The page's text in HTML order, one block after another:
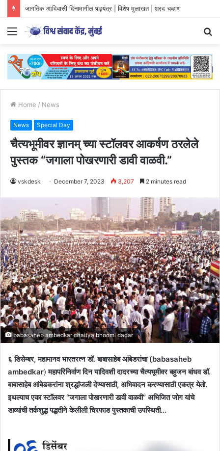
युवा आंदोलनों की दिशा और वैचारिक परिप्रेक्ष्य
Menu
Home / News
News Special Day
चैत्यभूमीवर ज्ञानम् च्या स्टॉलवर आकर्षण ठरलेले
पुस्तक “जगाला पोखरणारी डावी वाळवी.”
vskdesk December 7, 2023 3,207 2 minutes read
babasaheb ambedkar chaitya bhoomi dadar
६ डिसेम्बर, महामानव भारतरत्न डॉ. बाबासाहेब आंबेडरांचा (babasaheb
ambedkar) महापरिनिर्वाण दिन यादिवशी दादरच्या चैत्यभूमीवर बहुजन बांधव डॉ.
बाबासाहेब आंबेडकरांना श्रद्धांजली देण्यासाठी, अभिवादन करण्यासाठी एकत्र येतो.
इथल्याच एका स्टॉलवर “जगाला पोखरणारी डावी वाळवी” अभिजित जोग यांचे
डाव्यांची तर्कशुद्ध पद्धतीने केलीली चिरफाड पुस्तकाची उपस्थिती…